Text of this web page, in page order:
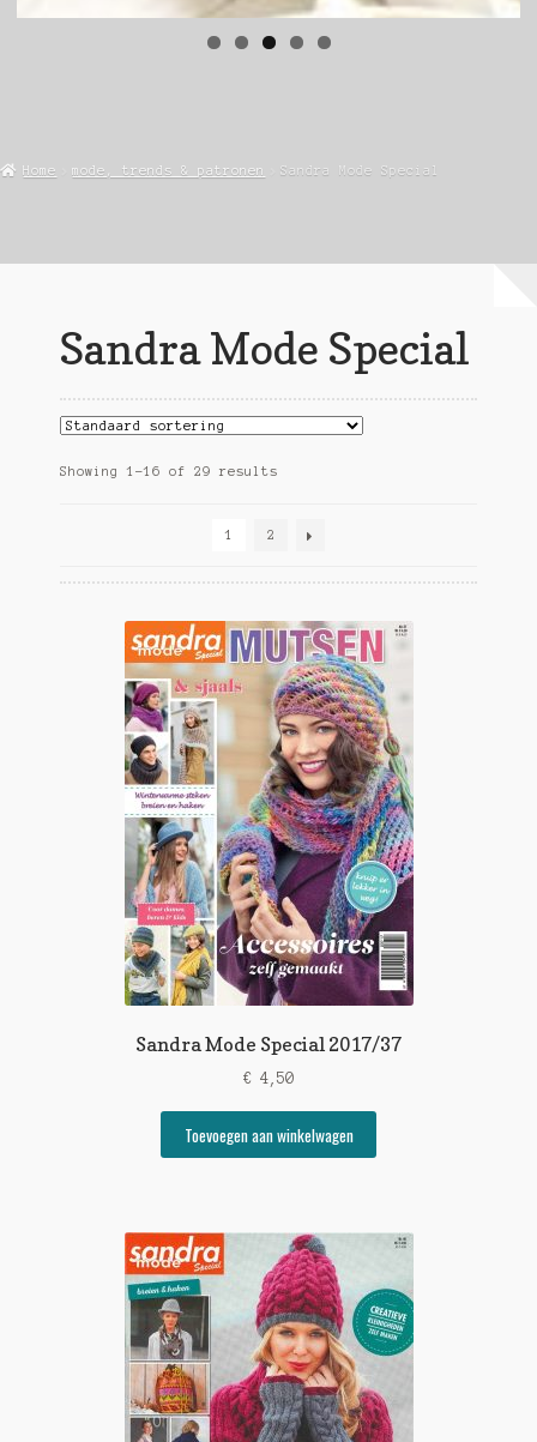
Home mode, trends & patronen Sandra Mode Special
Sandra Mode Special
Showing 1–16 of 29 results
1 2
Sandra Mode Special 2017/37
€ 4,50
Toevoegen aan winkelwagen